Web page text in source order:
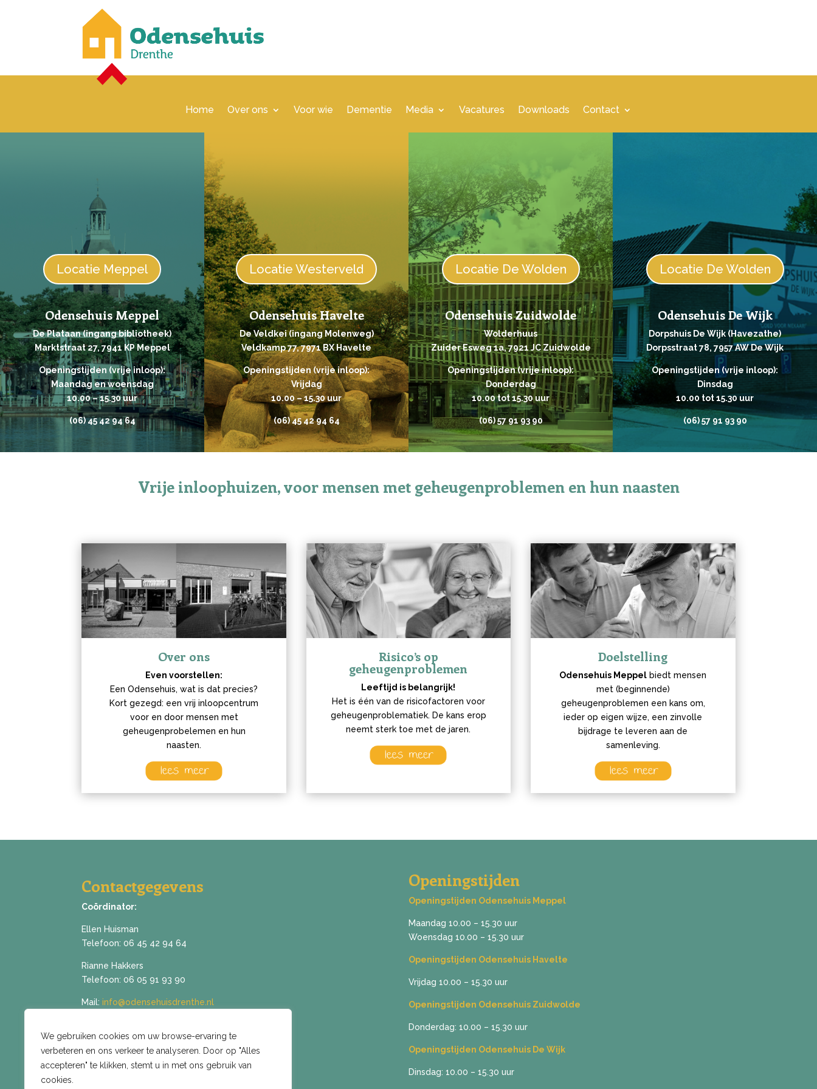
We gebruiken cookies om uw browse-ervaring te
verbeteren en ons verkeer te analyseren. Door op "Alles
accepteren" te klikken, stemt u in met ons gebruik van
cookies.
Home Over ons Voor wie Dementie Media Vacatures Downloads Contact
Locatie Meppel
Odensehuis Meppel
De Plataan (ingang bibliotheek)
Marktstraat 27, 7941 KP Meppel
Openingstijden (vrije inloop):
Maandag en woensdag
10.00 – 15.30 uur
(06)45 42 94 64
Locatie Westerveld
Odensehuis Havelte
De Veldkei (ingang Molenweg)
Veldkamp 77, 7971 BX Havelte
Openingstijden (vrije inloop):
Vrijdag
10.00 – 15.30 uur
(06)45 42 94 64
Locatie De Wolden
Odensehuis Zuidwolde
Wolderhuus
Zuider Esweg 1a, 7921 JC Zuidwolde
Openingstijden (vrije inloop):
Donderdag
10.00 tot 15.30 uur
(06) 57 91 93 90
Locatie De Wolden
Odensehuis De Wijk
Dorpshuis De Wijk (Havezathe)
Dorpsstraat 78, 7957 AW De Wijk
Openingstijden (vrije inloop):
Dinsdag
10.00 tot 15.30 uur
(06) 57 91 93 90
Vrije inloophuizen, voor mensen met geheugenproblemen en hun naasten
Over ons
Even voorstellen:
Een Odensehuis, wat is dat precies?
Kort gezegd: een vrij inloopcentrum
voor en door mensen met
geheugenprobelemen en hun
naasten.
Risico’sop
geheugenproblemen
Leeftijd is belangrijk!
Het is één van de risicofactoren voor
geheugenproblematiek. De kans erop
neemt sterk toe met de jaren.
Doelstelling
Odensehuis Meppel biedt mensen
met (beginnende)
geheugenproblemen een kans om,
ieder op eigen wijze, een zinvolle
bijdrage te leveren aan de
samenleving.
Contactgegevens
Coördinator:
Ellen Huisman
Telefoon:06 45 42 94 64
Rianne Hakkers
Telefoon:06 05 91 93 90
Mail:info@odensehuisdrenthe.nl
Openingstijden
Openingstijden Odensehuis Meppel
Maandag 10.00 – 15.30 uur
Woensdag 10.00 – 15.30 uur
Openingstijden Odensehuis Havelte
Vrijdag 10.00 – 15.30 uur
Openingstijden Odensehuis Zuidwolde
Donderdag: 10.00 – 15.30 uur
Openingstijden Odensehuis De Wijk
Dinsdag: 10.00 – 15.30 uur